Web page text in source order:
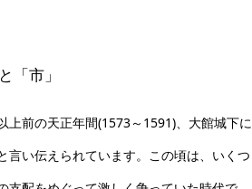
「市」
上前の天正年間(1573～1591)、大館城下に
言い伝えられています。この頃は、いくつ